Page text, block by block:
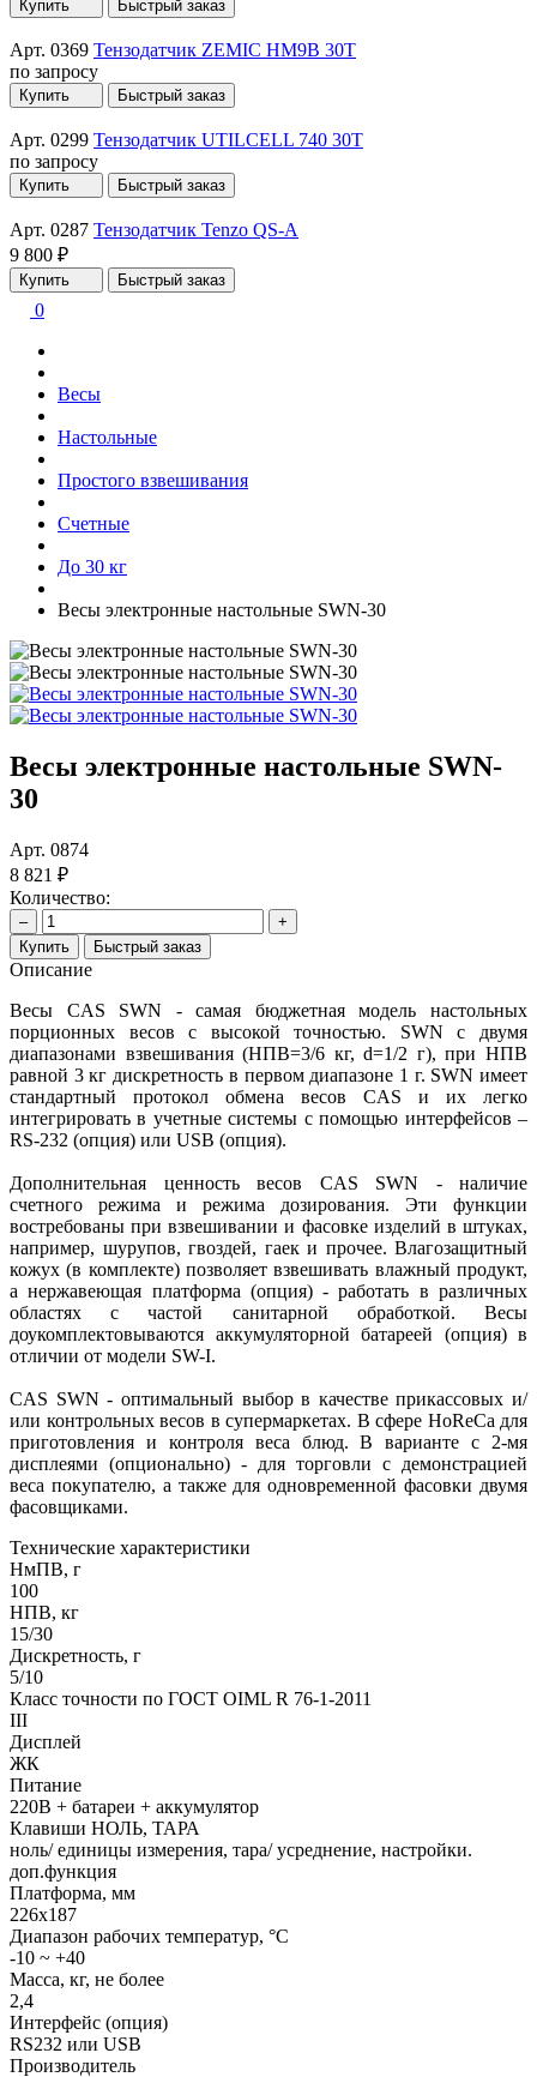
Купить Быстрый заказ
Арт. 0369 Тензодатчик ZEMIC HM9B 30T
по запросу
Купить Быстрый заказ
Арт. 0299 Тензодатчик UTILCELL 740 30T
по запросу
Купить Быстрый заказ
Арт. 0287 Тензодатчик Tenzo QS-A
9 800 ₽
Купить Быстрый заказ
0
Весы
Настольные
Простого взвешивания
Счетные
До 30 кг
Весы электронные настольные SWN-30
Весы электронные настольные SWN-
30
Арт. 0874
8 821 ₽
Количество:
–
+
Купить
Быстрый заказ
Описание
Весы CAS SWN - самая бюджетная модель настольных
порционных весов с высокой точностью. SWN с двумя
диапазонами взвешивания (НПВ=3/6 кг, d=1/2 г), при НПВ
равной 3 кг дискретность в первом диапазоне 1 г. SWN имеет
стандартный протокол обмена весов CAS и их легко
интегрировать в учетные системы с помощью интерфейсов –
RS-232 (опция) или USB (опция).
Дополнительная ценность весов CAS SWN - наличие
счетного режима и режима дозирования. Эти функции
востребованы при взвешивании и фасовке изделий в штуках,
например, шурупов, гвоздей, гаек и прочее. Влагозащитный
кожух (в комплекте) позволяет взвешивать влажный продукт,
а нержавеющая платформа (опция) - работать в различных
областях с частой санитарной обработкой. Весы
доукомплектовываются аккумуляторной батареей (опция) в
отличии от модели SW-I.
CAS SWN - оптимальный выбор в качестве прикассовых и/
или контрольных весов в супермаркетах. В сфере HoReCa для
приготовления и контроля веса блюд. В варианте с 2-мя
дисплеями (опционально) - для торговли с демонстрацией
веса покупателю, а также для одновременной фасовки двумя
фасовщиками.
Технические характеристики
НмПВ, г
100
НПВ, кг
15/30
Дискретность, г
5/10
Класс точности по ГОСТ OIML R 76-1-2011
III
Дисплей
ЖК
Питание
220В + батареи + аккумулятор
Клавиши НОЛЬ, ТАРА
ноль/ единицы измерения, тара/ усреднение, настройки.
доп.функция
Платформа, мм
226х187
Диапазон рабочих температур, °С
-10 ~ +40
Масса, кг, не более
2,4
Интерфейс (опция)
RS232 или USB
Производитель